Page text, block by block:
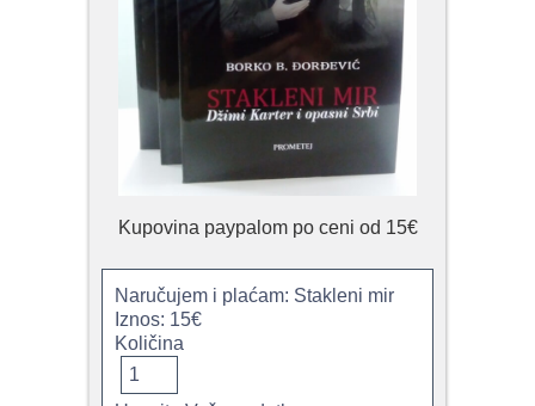
Kupovina paypalom po ceni od 15€
Naručujem i plaćam: Stakleni mir
Iznos: 15€
Količina